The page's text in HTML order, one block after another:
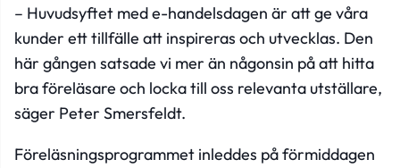
– Huvudsyftet med e-handelsdagen är att ge våra
kunder ett tillfälle att inspireras och utvecklas. Den
här gången satsade vi mer än någonsin på att hitta
bra föreläsare och locka till oss relevanta utställare,
säger Peter Smersfeldt.
Föreläsningsprogrammet inleddes på förmiddagen